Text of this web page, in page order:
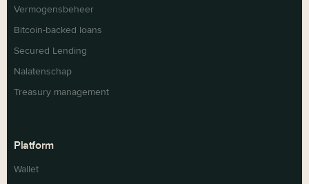
Vermogensbeheer
Bitcoin-backed loans
Secured Lending
Nalatenschap
Treasury management
Platform
Wallet